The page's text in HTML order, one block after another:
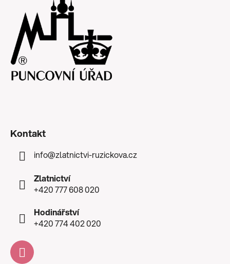
Kontakt
info@zlatnictvi-ruzickova.cz
Zlatnictví
+420 777 608 020
Hodinářství
+420 774 402 020